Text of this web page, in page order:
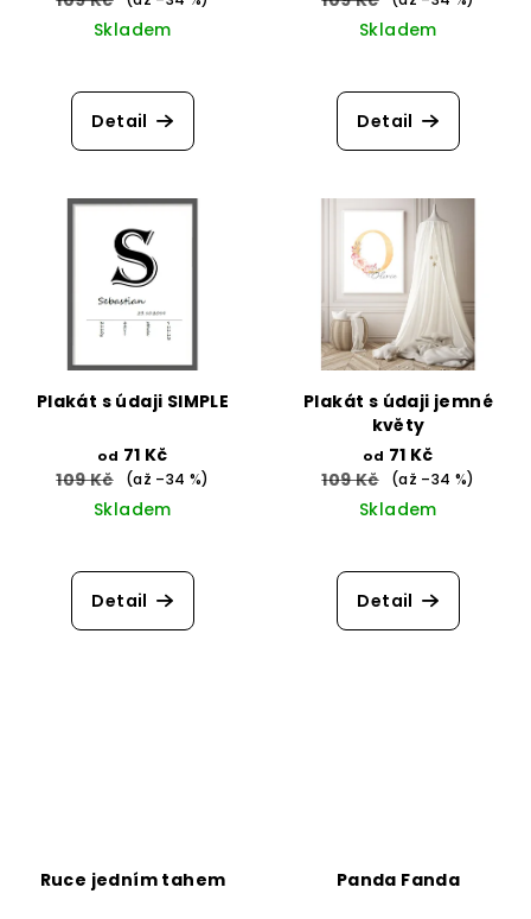
Skladem
Detail
Skladem
Detail
Plakát s údaji SIMPLE
od 71 Kč
109 Kč
(až –34 %)
Skladem
Detail
Plakát s údaji jemné
květy
od 71 Kč
109 Kč
(až –34 %)
Skladem
hodnocení
produktu
Detail
Ruce jedním tahem Panda Fanda